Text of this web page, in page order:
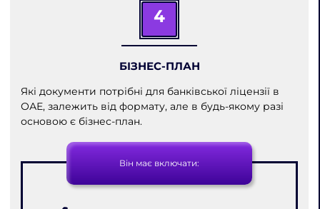
4
БІЗНЕС-ПЛАН
Які документи потрібні для банківської ліцензії в
ОАЕ, залежить від формату, але в будь-якому разі
основою є бізнес-план.
Він має включати: